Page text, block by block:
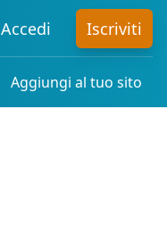
Accedi Iscriviti
Aggiungi al tuo sito